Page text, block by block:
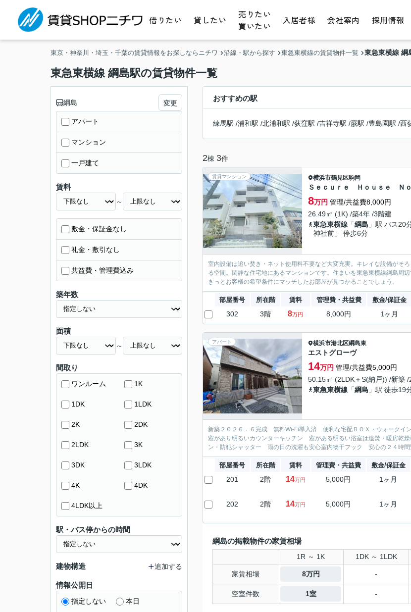
借りたい 貸したい
売りたい
買いたい
入居者様 会社案内 採用情報
東京・神奈川・埼玉・千葉の賃貸情報をお探しならニチワ 沿線・駅から探す 東急東横線の賃貸物件一覧 東急東横線 綱
東急東横線 綱島駅の賃貸物件一覧
おすすめの駅
練馬駅 /浦和駅 /北浦和駅 /荻窪駅 /吉祥寺駅 /蕨駅 /豊島園駅 /西
2棟 3件
賃貸マンション 横浜市鶴見区駒岡
Ｓｅｃｕｒｅ Ｈｏｕｓｅ Ｎｏ
8万円 管理/共益費8,000円
26.49㎡ (1K) /築4年 /3階建
東急東横線 「綱島 」駅 バス20
神社前」 停歩6分
室内設備は追い焚き・ネット使用料不要など大変充実。キレイな設備がそ
る空間。閑静な住宅地にあるマンションです。住まいを東急東横線綱島周
きっとお客様の希望条件にマッチしたお部屋が見つかることでしょう。
部屋番号 所在階 賃料 管理費・共益費 敷金/保証金
302 3階 8万円 8,000円 1ヶ月
アパート 横浜市港北区綱島東
エストグローヴ
14万円 管理/共益費5,000円
50.15㎡ (2LDK＋S(納戸)) /新築 /
東急東横線 「綱島 」駅 徒歩19
新築２０２６．６完成 無料Wi-Fi導入済 便利な宅配ＢＯＸ・ウォーク
窓があり明るいカウンターキッチン 窓がある明るい浴室は追焚・暖房
ン・防犯シャッター 雨の日の洗濯も安心室内物干フック 安心の２４時
部屋番号 所在階 賃料 管理費・共益費 敷金/保証金
201 2階 14万円 5,000円 1ヶ月
202 2階 14万円 5,000円 1ヶ月
綱島の掲載物件の家賃相場
1R ～ 1K 1DK ～ 1LDK
家賃相場 8万円 -
空室件数 1室 -
綱島 変更
アパート
マンション
一戸建て
賃料
～
敷金・保証金なし
礼金・敷引なし
共益費・管理費込み
築年数
面積
～
間取り
ワンルーム 1K
1DK 1LDK
2K 2DK
2LDK 3K
3DK 3LDK
4K 4DK
4LDK以上
駅・バス停からの時間
建物構造 追加する
情報公開日
指定しない 本日